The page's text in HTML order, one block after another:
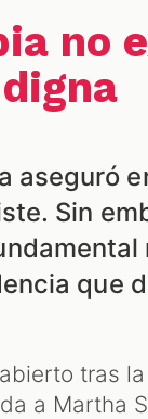
no
aseguró
Sin
que
tras
a Martha